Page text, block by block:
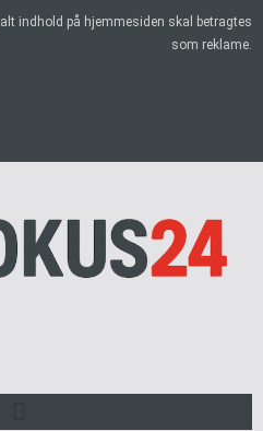
indhold på hjemmesiden skal betragtes
som reklame.